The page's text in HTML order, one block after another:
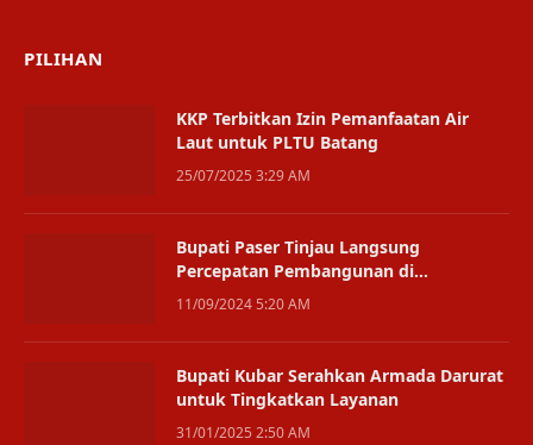
PILIHAN
KKP Terbitkan Izin Pemanfaatan Air
Laut untuk PLTU Batang
25/07/2025 3:29 AM
Bupati Paser Tinjau Langsung
Percepatan Pembangunan di
Kecamatan dan Desa
11/09/2024 5:20 AM
Bupati Kubar Serahkan Armada Darurat
untuk Tingkatkan Layanan
31/01/2025 2:50 AM